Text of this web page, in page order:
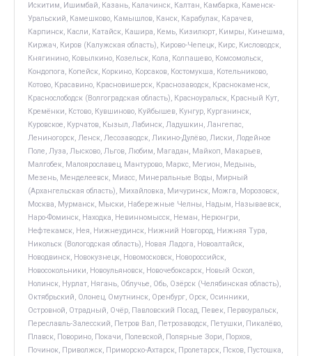
Искитим, Ишимбай, Казань, Калачинск, Калтан, Камбарка, Каменск-
Уральский, Камешково, Камышлов, Канск, Карабулак, Карачев,
Карпинск, Касли, Катайск, Кашира, Кемь, Кизилюрт, Кимры, Кинешма,
Киржач, Киров (Калужская область), Кирово-Чепецк, Кирс, Кисловодск,
Княгинино, Ковылкино, Козельск, Кола, Колпашево, Комсомольск,
Кондопога, Копейск, Коркино, Корсаков, Костомукша, Котельниково,
Котово, Красавино, Красновишерск, Краснозаводск, Краснокаменск,
Краснослободск (Волгоградская область), Красноуральск, Красный Кут,
Кремёнки, Кстово, Кувшиново, Куйбышев, Кунгур, Курганинск,
Куровское, Курчатов, Кызыл, Лабинск, Ладушкин, Лангепас,
Лениногорск, Ленск, Лесозаводск, Ликино-Дулёво, Лиски, Лодейное
Поле, Луза, Лысково, Льгов, Любим, Магадан, Майкоп, Макарьев,
Малгобек, Малоярославец, Мантурово, Маркс, Мегион, Медынь,
Мезень, Менделеевск, Миасс, Минеральные Воды, Мирный
(Архангельская область), Михайловка, Мичуринск, Можга, Морозовск,
Москва, Мурманск, Мыски, Набережные Челны, Надым, Называевск,
Наро-Фоминск, Находка, Невинномысск, Неман, Нерюнгри,
Нефтекамск, Нея, Нижнеудинск, Нижний Новгород, Нижняя Тура,
Никольск (Вологодская область), Новая Ладога, Новоалтайск,
Новодвинск, Новокузнецк, Новомосковск, Новороссийск,
Новосокольники, Новоульяновск, Новочебоксарск, Новый Оскол,
Нолинск, Нурлат, Нягань, Облучье, Обь, Озёрск (Челябинская область),
Октябрьский, Олонец, Омутнинск, Оренбург, Орск, Осинники,
Островной, Отрадный, Очёр, Павловский Посад, Певек, Первоуральск,
Переславль-Залесский, Петров Вал, Петрозаводск, Петушки, Пикалёво,
Плавск, Поворино, Покачи, Полевской, Полярные Зори, Порхов,
Починок, Приволжск, Приморско-Ахтарск, Пролетарск, Псков, Пустошка,